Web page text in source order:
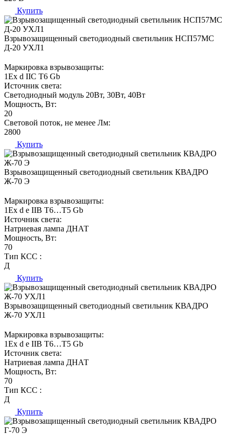
Купить
Взрывозащищенный светодиодный светильник НСП57МС
Д-20 УХЛ1
Маркировка взрывозащиты:
1Ех d IIС T6 Gb
Источник света:
Светодиодный модуль 20Вт, 30Вт, 40Вт
Мощность, Вт:
20
Световой поток, не менее Лм:
2800
Купить
Взрывозащищенный светодиодный светильник КВАДРО
Ж-70 Э
Маркировка взрывозащиты:
1Ех d е IIВ T6…Т5 Gb
Источник света:
Натриевая лампа ДНАТ
Мощность, Вт:
70
Тип КСС :
Д
Купить
Взрывозащищенный светодиодный светильник КВАДРО
Ж-70 УХЛ1
Маркировка взрывозащиты:
1Ех d е IIВ T6…Т5 Gb
Источник света:
Натриевая лампа ДНАТ
Мощность, Вт:
70
Тип КСС :
Д
Купить